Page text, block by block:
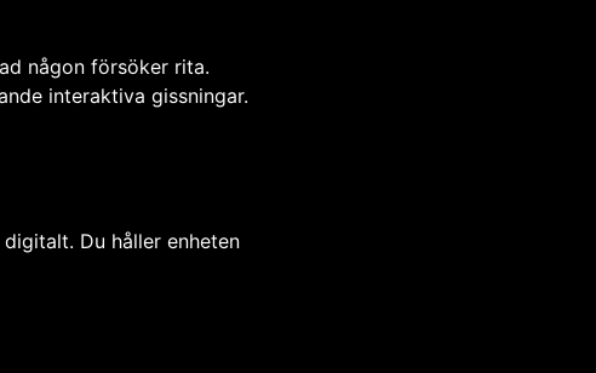
någon försöker rita.
interaktiva gissningar.
Du håller enheten